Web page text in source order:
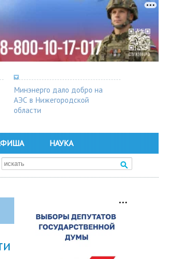
Минэнерго дало добро на
АЭС в Нижегородской
области
НАУКА